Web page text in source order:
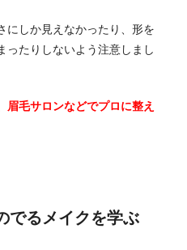
にしか見えなかったり、形を
ったりしないよう注意しまし
眉毛サロンなどでプロに整え
でるメイクを学ぶ